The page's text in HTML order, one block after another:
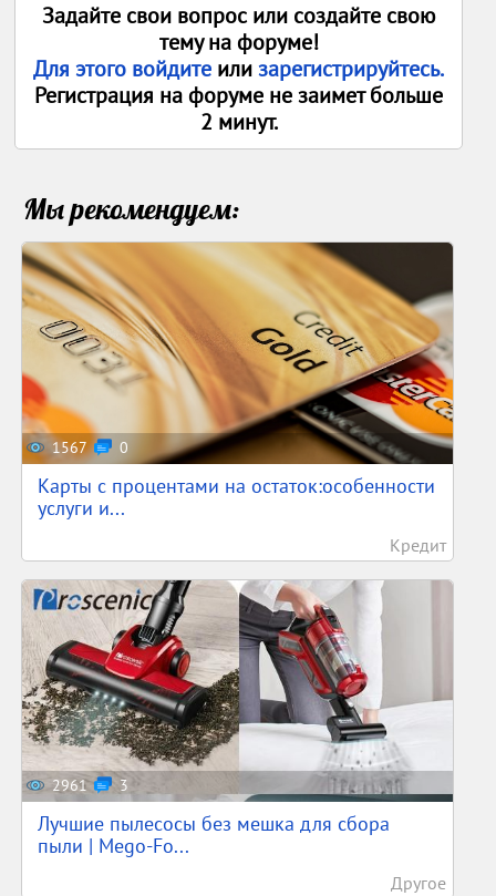
Задайте свои вопрос или создайте свою
тему на форуме!
Для этого войдите илизарегистрируйтесь.
Регистрация на форуме не заимет больше
2 минут.
Мы рекомендуем:
1567 0
Карты с процентами на остаток:особенности
услуги и...
Кредит
2961 3
Лучшие пылесосы без мешка для сбора
пыли | Mego-Fo...
Другое